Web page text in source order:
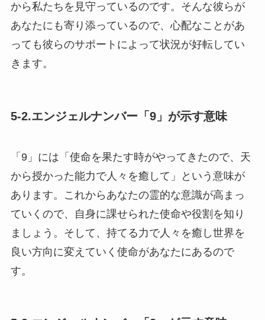
から私たちを見守っているのです。そんな彼らが
あなたにも寄り添っているので、心配なことがあ
っても彼らのサポートによって状況が好転してい
きます。
5-2.エンジェルナンバー「9」が示す意味
「9」には「使命を果たす時がやってきたので、天
から授かった能力で人々を癒して」という意味が
あります。これからあなたの霊的な意識が高まっ
ていくので、自身に課せられた使命や役割を知り
ましょう。そして、持てる力で人々を癒し世界を
良い方向に変えていく使命があなたにあるので
す。